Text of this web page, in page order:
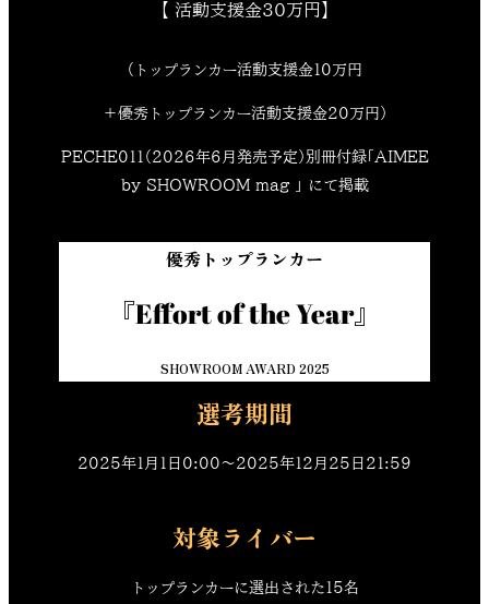
【 活動支援金30万円】
（トップランカー活動支援金10万円
＋優秀トップランカー活動支援金20万円）
PECHE011（2026年6月発売予定）別冊付録「AIMEE
by SHOWROOM mag 」 にて掲載
優秀トップランカー
『Effort of the Year』
SHOWROOM AWARD 2025
選考期間
2025年1月1日0:00〜2025年12月25日21:59
対象ライバー
トップランカーに選出された15名